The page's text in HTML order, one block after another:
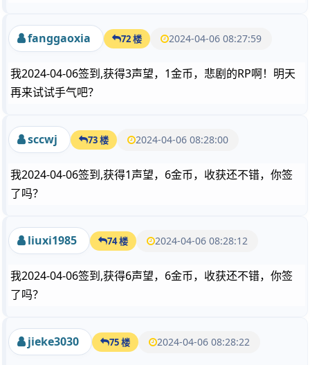
fanggaoxia 72 楼 2024-04-06 08:27:59
我2024-04-06签到,获得3声望，1金币，悲剧的RP啊！明天
再来试试手气吧？
sccwj 73 楼 2024-04-06 08:28:00
我2024-04-06签到,获得1声望，6金币，收获还不错，你签
了吗？
liuxi1985 74 楼 2024-04-06 08:28:12
我2024-04-06签到,获得6声望，6金币，收获还不错，你签
了吗？
jieke3030 75 楼 2024-04-06 08:28:22